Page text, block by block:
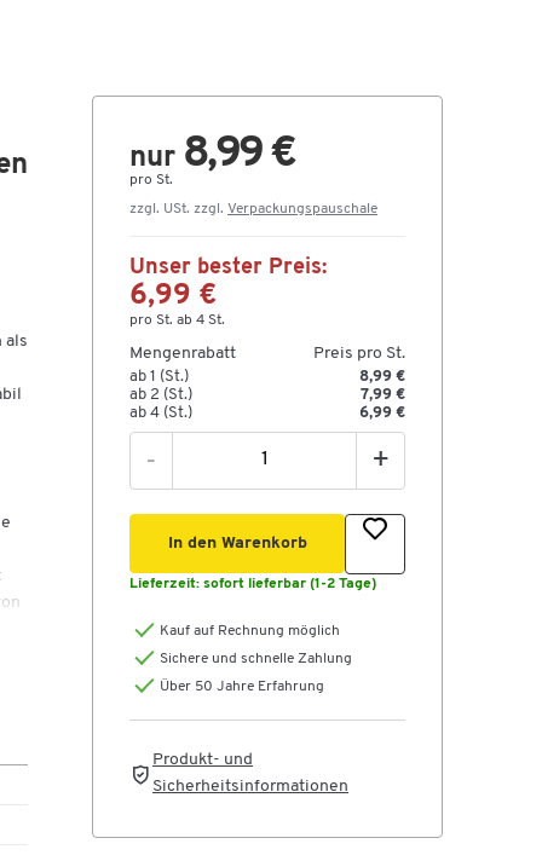
als
nur 8,99 €
pro St.
zzgl. USt. zzgl. Verpackungspauschale
Unser bester Preis:
6,99 €
pro St. ab 4 St.
Mengenrabatt Preis pro St.
ab 1 (St.)
8,99 €
ab 2 (St.)
7,99 €
ab 4 (St.)
6,99 €
- +
In den Warenkorb
Lieferzeit: sofort lieferbar (1-2 Tage)
Kauf auf Rechnung möglich
Sichere und schnelle Zahlung
Über 50 Jahre Erfahrung
Produkt- und
Sicherheitsinformationen